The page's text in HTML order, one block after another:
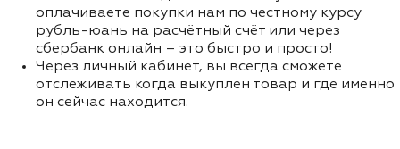
оплачиваете покупки нам по честному курсу
рубль-юань на расчётный счёт или через
сбербанк онлайн – это быстро и просто!
Через личный кабинет, вы всегда сможете
отслеживать когда выкуплен товар и где именно
он сейчас находится.